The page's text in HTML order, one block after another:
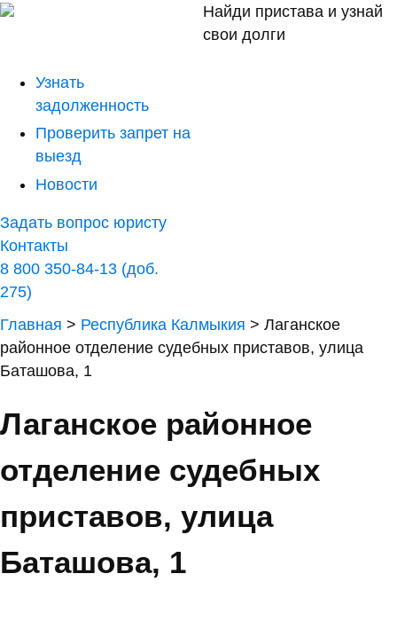
Найди пристава и узнай
свои долги
Узнать
задолженность
Проверить запрет на
выезд
Новости
Задать вопрос юристу
Контакты
8 800 350-84-13 (доб.
275)
Главная > Республика Калмыкия > Лаганское
районное отделение судебных приставов, улица
Баташова, 1
Лаганское районное
отделение судебных
приставов, улица
Баташова, 1